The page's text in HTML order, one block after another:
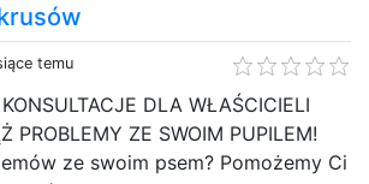
temu
DLA WŁAŚCICIELI
PROBLEMY ZE SWOIM PUPILEM!
ze swoim psem? Pomożemy Ci